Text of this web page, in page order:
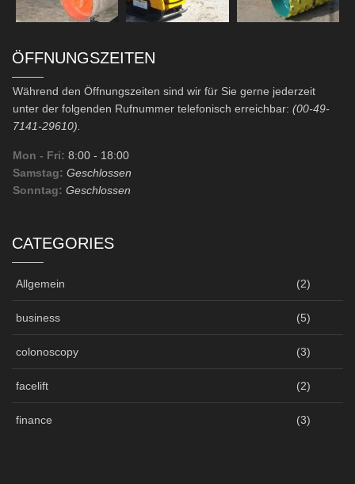
ÖFFNUNGSZEITEN
Während den Öffnungszeiten sind wir für Sie gerne jederzeit
unter der folgenden Rufnummer telefonisch erreichbar: (00-49-
7141-29610).
Mon - Fri: 8:00 - 18:00
Samstag: Geschlossen
Sonntag: Geschlossen
CATEGORIES
Allgemein (2)
business (5)
colonoscopy (3)
facelift (2)
finance (3)